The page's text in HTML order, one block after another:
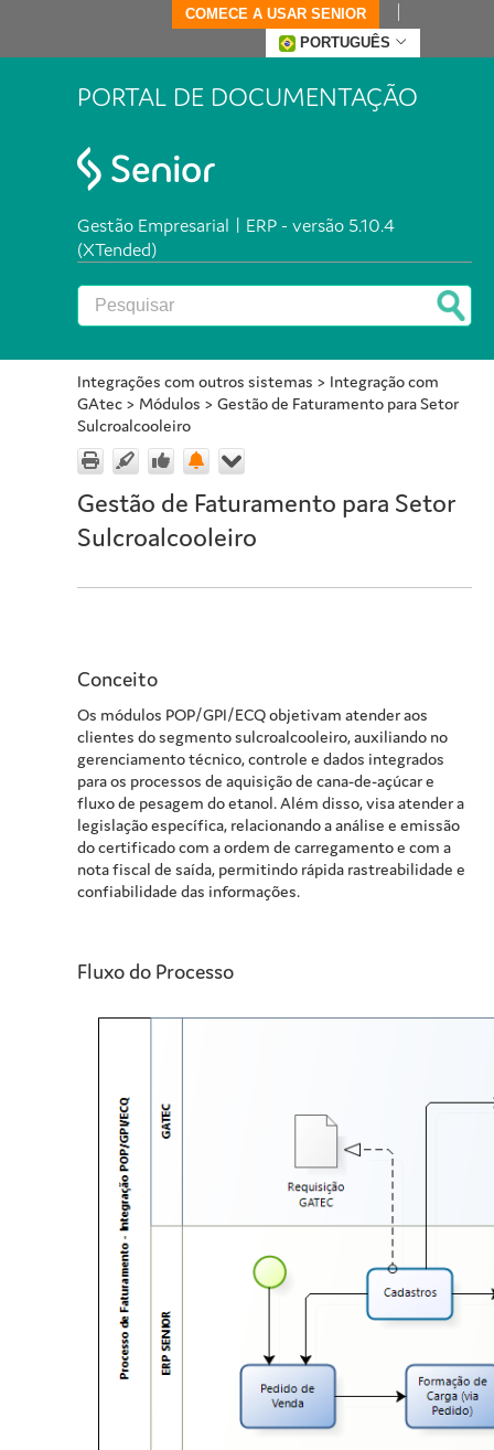
COMECE A USAR SENIOR
PORTUGUÊS
PORTAL DE DOCUMENTAÇÃO
Gestão Empresarial | ERP - versão 5.10.4
(XTended)
Integrações com outros sistemas > Integração com
GAtec > Módulos > Gestão de Faturamento para Setor
Sulcroalcooleiro
Gestão de Faturamento para Setor
Sulcroalcooleiro
Conceito
Os módulos POP/GPI/ECQ objetivam atender aos
clientes do segmento sulcroalcooleiro, auxiliando no
gerenciamento técnico, controle e dados integrados
para os processos de aquisição de cana-de-açúcar e
fluxo de pesagem do etanol. Além disso, visa atender a
legislação específica, relacionando a análise e emissão
do certificado com a ordem de carregamento e com a
nota fiscal de saída, permitindo rápida rastreabilidade e
confiabilidade das informações.
Fluxo do Processo